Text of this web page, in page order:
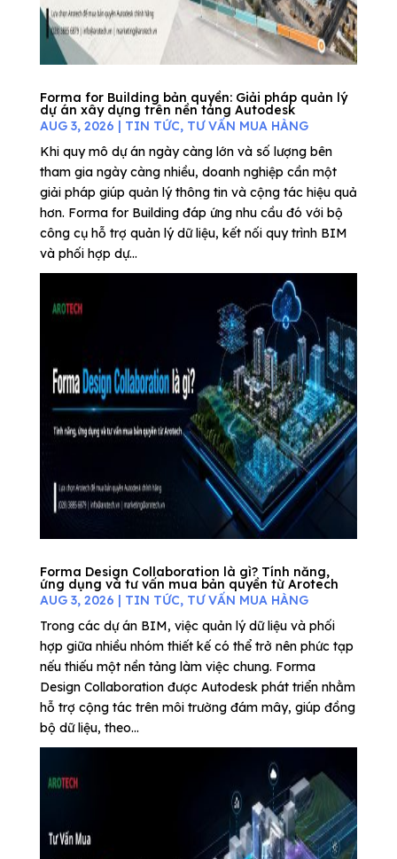
Forma for Building bản quyền: Giải pháp quản lý
dự án xây dựng trên nền tảng Autodesk
AUG 3, 2026 | TIN TỨC, TƯ VẤN MUA HÀNG
Khi quy mô dự án ngày càng lớn và số lượng bên
tham gia ngày càng nhiều, doanh nghiệp cần một
giải pháp giúp quản lý thông tin và cộng tác hiệu quả
hơn. Forma for Building đáp ứng nhu cầu đó với bộ
công cụ hỗ trợ quản lý dữ liệu, kết nối quy trình BIM
và phối hợp dự...
Forma Design Collaboration là gì? Tính năng,
ứng dụng và tư vấn mua bản quyền từ Arotech
AUG 3, 2026 | TIN TỨC, TƯ VẤN MUA HÀNG
Trong các dự án BIM, việc quản lý dữ liệu và phối
hợp giữa nhiều nhóm thiết kế có thể trở nên phức tạp
nếu thiếu một nền tảng làm việc chung. Forma
Design Collaboration được Autodesk phát triển nhằm
hỗ trợ cộng tác trên môi trường đám mây, giúp đồng
bộ dữ liệu, theo...